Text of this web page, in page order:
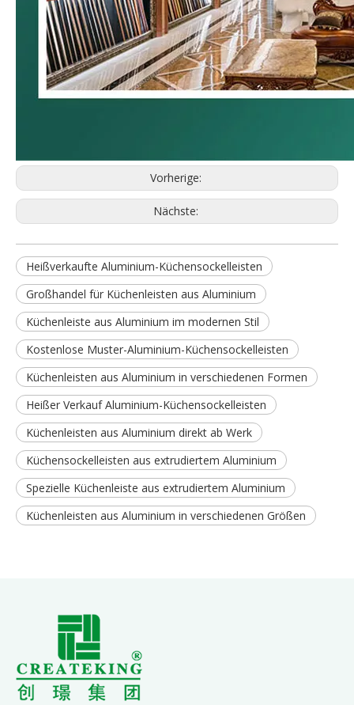
Vorherige:
Nächste:
Heißverkaufte Aluminium-Küchensockelleisten
Großhandel für Küchenleisten aus Aluminium
Küchenleiste aus Aluminium im modernen Stil
Kostenlose Muster-Aluminium-Küchensockelleisten
Küchenleisten aus Aluminium in verschiedenen Formen
Heißer Verkauf Aluminium-Küchensockelleisten
Küchenleisten aus Aluminium direkt ab Werk
Küchensockelleisten aus extrudiertem Aluminium
Spezielle Küchenleiste aus extrudiertem Aluminium
Küchenleisten aus Aluminium in verschiedenen Größen